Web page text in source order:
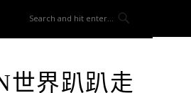
世界趴趴走